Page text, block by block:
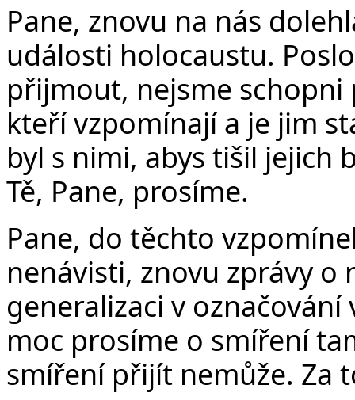
Pane, znovu na nás
události holocaustu.
přijmout, nejsme
kteří vzpomínají a je jim
byl s nimi, abys tišil jejich
Tě, Pane, prosíme.
Pane, do těchto
nenávisti, znovu zprávy o
generalizaci v
moc prosíme o smíření
smíření přijít nemůže. Za